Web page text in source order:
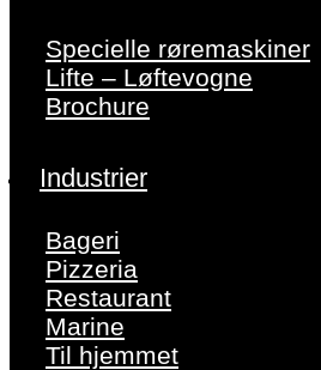
Specielle røremaskiner
Lifte – Løftevogne
Brochure
Industrier
Bageri
Pizzeria
Restaurant
Marine
Til hjemmet